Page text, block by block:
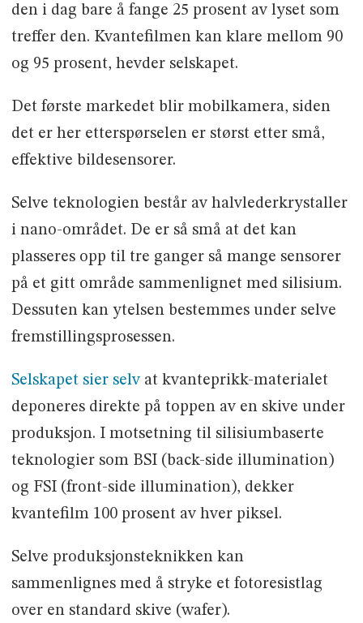
den i dag bare å fange 25 prosent av lyset som
treffer den. Kvantefilmen kan klare mellom 90
og 95 prosent, hevder selskapet.
Det første markedet blir mobilkamera, siden
det er her etterspørselen er størst etter små,
effektive bildesensorer.
Selve teknologien består av halvlederkrystaller
i nano-området. De er så små at det kan
plasseres opp til tre ganger så mange sensorer
på et gitt område sammenlignet med silisium.
Dessuten kan ytelsen bestemmes under selve
fremstillingsprosessen.
Selskapet sier selvat kvanteprikk-materialet
deponeres direkte på toppen av en skive under
produksjon. I motsetning til silisiumbaserte
teknologier som BSI (back-side illumination)
og FSI (front-side illumination), dekker
kvantefilm 100 prosent av hver piksel.
Selve produksjonsteknikken kan
sammenlignes med å stryke et fotoresistlag
over en standard skive (wafer).